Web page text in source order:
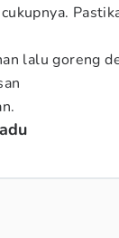
lalu goreng